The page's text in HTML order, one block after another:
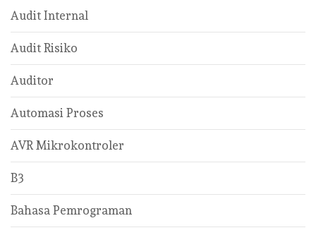
Audit Internal
Audit Risiko
Auditor
Automasi Proses
AVR Mikrokontroler
B3
Bahasa Pemrograman